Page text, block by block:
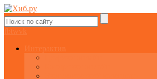
fbtw vk
Интерактив